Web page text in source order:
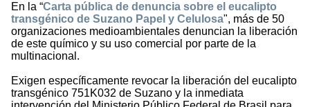
En la “Carta pública de denuncia sobre el eucalipto
transgénico de Suzano Papel y Celulosa", más de 50
organizaciones medioambientales denuncian la liberación
de este químico y su uso comercial por parte de la
multinacional.
Exigen específicamente revocar la liberación del eucalipto
transgénico 751K032 de Suzano y la inmediata